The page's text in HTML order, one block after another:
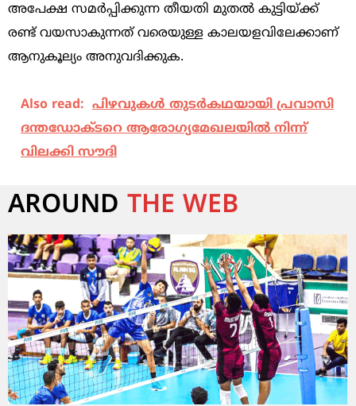
അപേക്ഷ സമര്‍പ്പിക്കുന്ന തീയതി മുതല്‍ കുട്ടിയ്ക്ക്
രണ്ട് വയസാകുന്നത് വരെയുള്ള കാലയളവിലേക്കാണ്
ആനുകൂല്യം അനുവദിക്കുക.
Also read: പിഴവുകൾ തുടർകഥയായി പ്രവാസി
ദന്തഡോക്ടറെ ആരോഗ്യമേഖലയിൽ നിന്ന്
വിലക്കി സൗദി
AROUND THE WEB